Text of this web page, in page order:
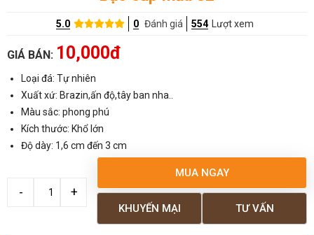
5.0 0 Đánh giá 554 Lượt xem
GIÁ BÁN: 10,000đ
Loại đá: Tự nhiên
Xuất xứ: Brazin,ấn độ,tây ban nha..
Màu sắc: phong phú
Kích thước: Khổ lớn
Độ dày: 1,6 cm đến 3 cm
MUA NGAY
TƯ VẤN
KHUYẾN MẠI